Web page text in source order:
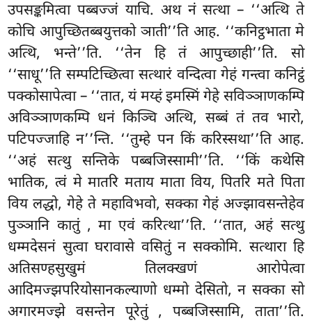
उपसङ्कमित्वा पब्बज्जं याचि. अथ नं सत्था – ‘‘अत्थि ते
कोचि आपुच्छितब्बयुत्तको ञाती’’ति आह. ‘‘कनिट्ठभाता मे
अत्थि, भन्ते’’ति. ‘‘तेन हि तं आपुच्छाही’’ति. सो
‘‘साधू’’ति सम्पटिच्छित्वा सत्थारं वन्दित्वा गेहं गन्त्वा कनिट्ठं
पक्कोसापेत्वा – ‘‘तात, यं मय्हं इमस्मिं गेहे सविञ्ञाणकम्पि
अविञ्ञाणकम्पि धनं किञ्चि अत्थि, सब्बं तं तव भारो,
पटिपज्जाहि न’’न्ति. ‘‘तुम्हे पन किं करिस्सथा’’ति आह.
‘‘अहं सत्थु सन्तिके पब्बजिस्सामी’’ति. ‘‘किं कथेसि
भातिक, त्वं मे मातरि मताय माता विय, पितरि मते पिता
विय लद्धो, गेहे ते महाविभवो, सक्का गेहं अज्झावसन्तेहेव
पुञ्ञानि कातुं , मा एवं करित्था’’ति. ‘‘तात, अहं सत्थु
धम्मदेसनं सुत्वा घरावासे वसितुं न सक्कोमि. सत्थारा हि
अतिसण्हसुखुमं तिलक्खणं आरोपेत्वा
आदिमज्झपरियोसानकल्याणो धम्मो देसितो, न सक्का सो
अगारमज्झे वसन्तेन पूरेतुं , पब्बजिस्सामि, ताता’’ति.